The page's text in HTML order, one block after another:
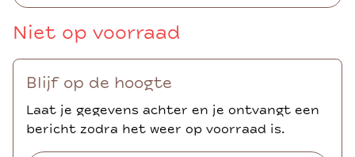
Niet op voorraad
Blijf op de hoogte
Laat je gegevens achter en je ontvangt een
bericht zodra het weer op voorraad is.